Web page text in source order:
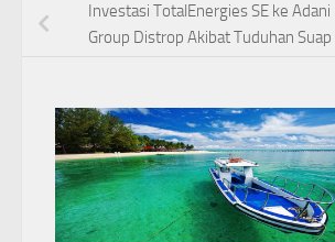
Investasi TotalEnergies SE ke Adani
Group Distrop Akibat Tuduhan Suap